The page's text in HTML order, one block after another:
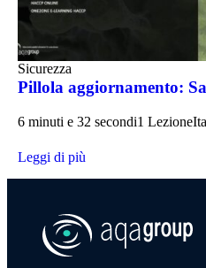
aggiornamento: Sars Cov
e 32 secondi1 LezioneItalianoTutti
più